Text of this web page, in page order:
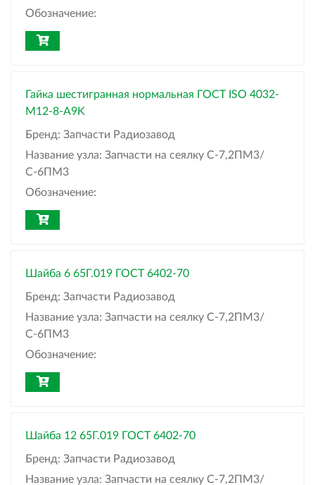
Обозначение:
Гайка шестигранная нормальная ГОСТ ISO 4032-
М12-8-A9K
Бренд: Запчасти Радиозавод
Название узла: Запчасти на сеялку С-7,2ПМ3/
С-6ПМ3
Обозначение:
Шайба 6 65Г.019 ГОСТ 6402-70
Бренд: Запчасти Радиозавод
Название узла: Запчасти на сеялку С-7,2ПМ3/
С-6ПМ3
Обозначение:
Шайба 12 65Г.019 ГОСТ 6402-70
Бренд: Запчасти Радиозавод
Название узла: Запчасти на сеялку С-7,2ПМ3/